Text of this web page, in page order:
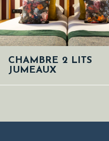
CHAMBRE 2 LITS
JUMEAUX